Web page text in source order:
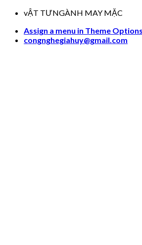
Skip
content
vẬT TƯNGÀNH MAY MẶC
Assign a menu in Theme
congnghegiahuy@gmail.com